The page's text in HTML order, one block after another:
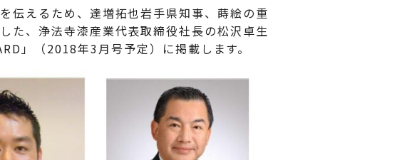
伝えるため、達増拓也岩手県知事、蒔絵の重
た、浄法寺漆産業代表取締役社長の松沢卓生
」（2018年3月号予定）に掲載します。